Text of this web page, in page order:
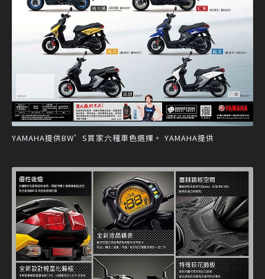
YAMAHA提供BW’S買家六種車色選擇。 YAMAHA提供